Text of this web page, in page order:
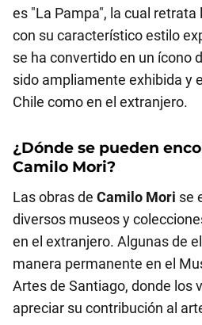
es "La Pampa", la cual retrata
con su característico estilo
se ha convertido en un ícono
sido ampliamente exhibida y
Chile como en el extranjero.
¿Dónde se pueden
Camilo Mori?
Las obras de Camilo Mori se
diversos museos y
en el extranjero. Algunas de
manera permanente en el
Artes de Santiago, donde los
apreciar su contribución al